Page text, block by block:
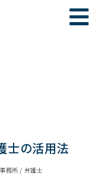
士の活用法
務所 / 弁護士